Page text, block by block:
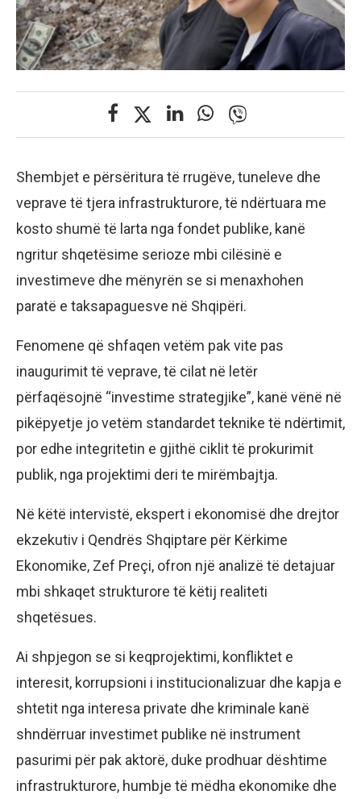
Shembjet e përsëritura të rrugëve, tuneleve dhe
veprave të tjera infrastrukturore, të ndërtuara me
kosto shumë të larta nga fondet publike, kanë
ngritur shqetësime serioze mbi cilësinë e
investimeve dhe mënyrën se si menaxhohen
paratë e taksapaguesve në Shqipëri.
Fenomene që shfaqen vetëm pak vite pas
inaugurimit të veprave, të cilat në letër
përfaqësojnë “investime strategjike”, kanë vënë në
pikëpyetje jo vetëm standardet teknike të ndërtimit,
por edhe integritetin e gjithë ciklit të prokurimit
publik, nga projektimi deri te mirëmbajtja.
Në këtë intervistë, ekspert i ekonomisë dhe drejtor
ekzekutiv i Qendrës Shqiptare për Kërkime
Ekonomike, Zef Preçi, ofron një analizë të detajuar
mbi shkaqet strukturore të këtij realiteti
shqetësues.
Ai shpjegon se si keqprojektimi, konfliktet e
interesit, korrupsioni i institucionalizuar dhe kapja e
shtetit nga interesa private dhe kriminale kanë
shndërruar investimet publike në instrument
pasurimi për pak aktorë, duke prodhuar dështime
infrastrukturore, humbje të mëdha ekonomike dhe